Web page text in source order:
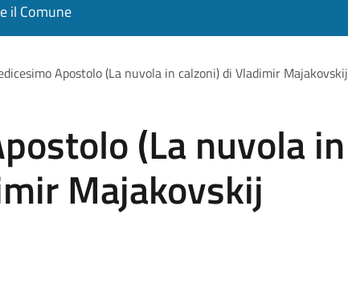
il Comune
Apostolo (La nuvola in calzoni) di Vladimir Majakovskij
(La nuvola in
Majakovskij